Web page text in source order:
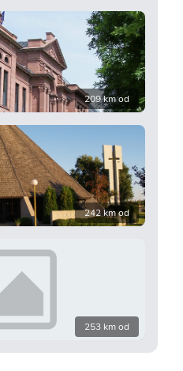
209 km od
242 km od
253 km od